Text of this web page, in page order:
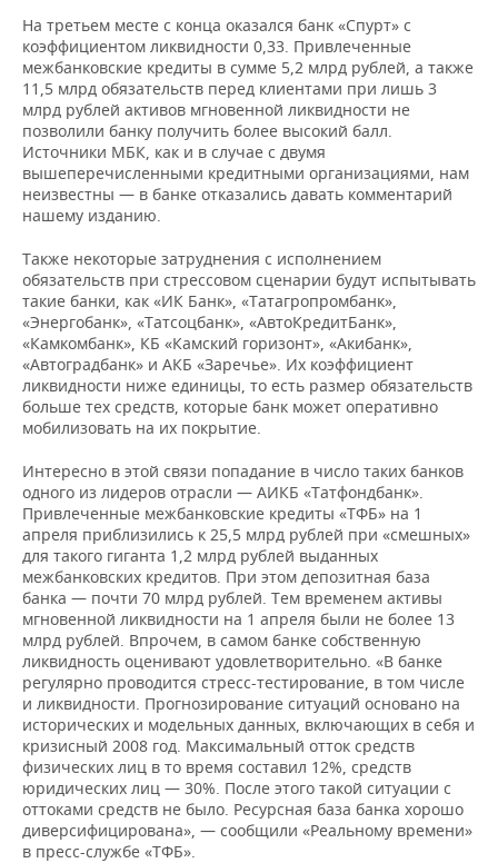
На третьем месте с конца оказался банк «Спурт» с
коэффициентом ликвидности 0,33. Привлеченные
межбанковские кредиты в сумме 5,2 млрд рублей, а также
11,5 млрд обязательств перед клиентами при лишь 3
млрд рублей активов мгновенной ликвидности не
позволили банку получить более высокий балл.
Источники МБК, как и в случае с двумя
вышеперечисленными кредитными организациями, нам
неизвестны — в банке отказались давать комментарий
нашему изданию.
Также некоторые затруднения с исполнением
обязательств при стрессовом сценарии будут испытывать
такие банки, как «ИК Банк», «Татагропромбанк»,
«Энергобанк», «Татсоцбанк», «АвтоКредитБанк»,
«Камкомбанк», КБ «Камский горизонт», «Акибанк»,
«Автоградбанк» и АКБ «Заречье». Их коэффициент
ликвидности ниже единицы, то есть размер обязательств
больше тех средств, которые банк может оперативно
мобилизовать на их покрытие.
Интересно в этой связи попадание в число таких банков
одного из лидеров отрасли — АИКБ «Татфондбанк».
Привлеченные межбанковские кредиты «ТФБ» на 1
апреля приблизились к 25,5 млрд рублей при «смешных»
для такого гиганта 1,2 млрд рублей выданных
межбанковских кредитов. При этом депозитная база
банка — почти 70 млрд рублей. Тем временем активы
мгновенной ликвидности на 1 апреля были не более 13
млрд рублей. Впрочем, в самом банке собственную
ликвидность оценивают удовлетворительно. «В банке
регулярно проводится стресс-тестирование, в том числе
и ликвидности. Прогнозирование ситуаций основано на
исторических и модельных данных, включающих в себя и
кризисный 2008 год. Максимальный отток средств
физических лиц в то время составил 12%, средств
юридических лиц — 30%. После этого такой ситуации с
оттоками средств не было. Ресурсная база банка хорошо
диверсифицирована», — сообщили «Реальному времени»
в пресс-службе «ТФБ».